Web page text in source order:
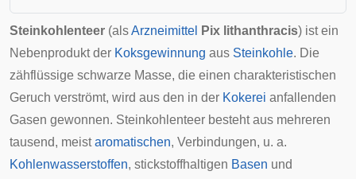
Steinkohlenteer (alsArzneimittel Pix lithanthracis) ist ein
Nebenprodukt der Koksgewinnung aus Steinkohle. Die
zähflüssige schwarze Masse, die einen charakteristischen
Geruch verströmt, wird aus den in der Kokerei anfallenden
Gasen gewonnen. Steinkohlenteer besteht aus mehreren
tausend, meistaromatischen, Verbindungen, u. a.
Kohlenwasserstoffen, stickstoffhaltigen Basen und